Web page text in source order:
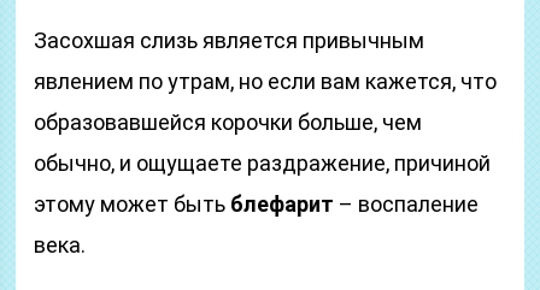
Засохшая слизь является привычным
явлением по утрам, но если вам кажется, что
образовавшейся корочки больше, чем
обычно, и ощущаете раздражение, причиной
этому может быть блефарит – воспаление
века.